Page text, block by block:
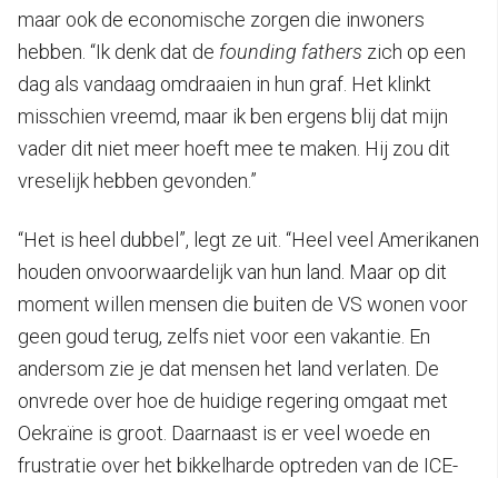
maar ook de economische zorgen die inwoners
hebben. “Ik denk dat de founding fathers zich op een
dag als vandaag omdraaien in hun graf. Het klinkt
misschien vreemd, maar ik ben ergens blij dat mijn
vader dit niet meer hoeft mee te maken. Hij zou dit
vreselijk hebben gevonden.”
“Het is heel dubbel”, legt ze uit. “Heel veel Amerikanen
houden onvoorwaardelijk van hun land. Maar op dit
moment willen mensen die buiten de VS wonen voor
geen goud terug, zelfs niet voor een vakantie. En
andersom zie je dat mensen het land verlaten. De
onvrede over hoe de huidige regering omgaat met
Oekraïne is groot. Daarnaast is er veel woede en
frustratie over het bikkelharde optreden van de ICE-